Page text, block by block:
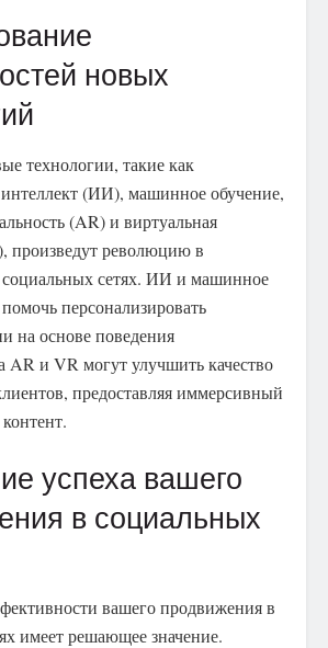
новых
технологии, такие как
(ИИ), машинное обучение,
(AR) и виртуальная
произведут революцию в
сетях. ИИ и машинное
персонализировать
на основе поведения
AR и VR могут улучшить качество
предоставляя иммерсивный
успеха вашего
в социальных
вашего продвижения в
имеет решающее значение.